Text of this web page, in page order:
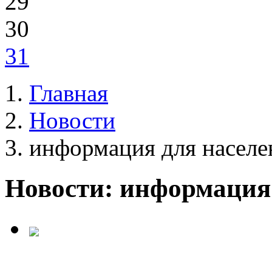
30
31
Главная
Новости
информация для
Новости: